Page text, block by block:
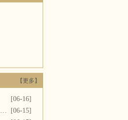
【更多】
[06-16]
节能国祯：提前终止吴桥县城区污水处理厂PPP项目合同
[06-15]